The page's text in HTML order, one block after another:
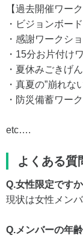
【過去開催ワー
・ビジョンボー
・感謝ワークシ
・15分お片付け
・夏休みごきげ
・真夏の”崩れ
・防災備蓄ワー
etc….
よくある質
Q.女性限定です
現状は女性メン
Q.メンバーの年